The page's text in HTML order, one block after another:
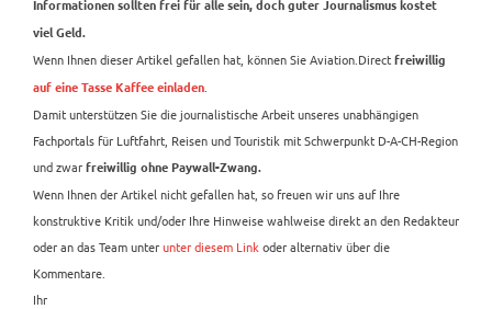
Informationen sollten frei für alle sein, doch guter Journalismus kostet
viel Geld.
Wenn Ihnen dieser Artikel gefallen hat, können Sie Aviation.Direct freiwillig
auf eine Tasse Kaffee einladen
Damit unterstützen Sie die journalistische Arbeit unseres unabhängigen
Fachportals für Luftfahrt, Reisen und Touristik mit Schwerpunkt D-A-CH-Region
und zwar freiwillig ohne Paywall-Zwang.
Wenn Ihnen der Artikel nicht gefallen hat, so freuen wir uns auf Ihre
konstruktive Kritik und/oder Ihre Hinweise wahlweise direkt an den Redakteur
oder an das Team unterunter diesem Link oder alternativ über die
Kommentare.
Ihr